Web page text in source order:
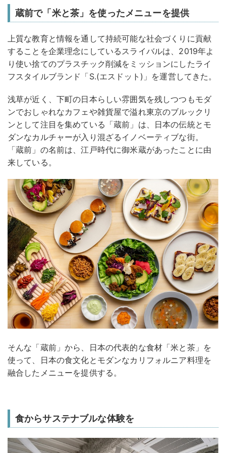
蔵前で「米と茶」を使ったメニューを提供
上質な教育と情報を通して持続可能な社会づくりに貢献
することを企業理念にしているスライバルは、2019年よ
り使い捨てのプラスチック削減をミッションにしたライ
フスタイルブランド「S.(エスドット)」を運営してきた。
浅草が近く、下町の日本らしい雰囲気を残しつつもモダ
ンでおしゃれなカフェや雑貨屋で溢れ東京のブルックリ
ンとして注目を集めている「蔵前」は、日本の伝統とモ
ダンなカルチャーが入り混ざるイノベーティブな街。
「蔵前」の名前は、江戸時代に御米蔵があったことに由
来している。
そんな「蔵前」から、日本の代表的な食材「米と茶」を
使って、日本の食文化とモダンなカリフォルニア料理を
融合したメニューを提供する。
食からサステナブルな体験を